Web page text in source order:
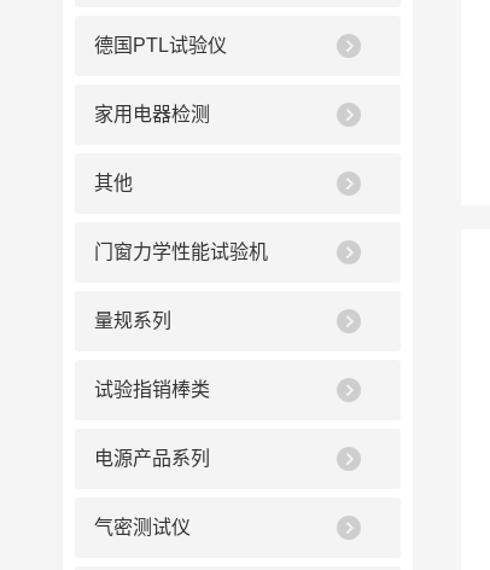
德国PTL试验仪
家用电器检测
其他
门窗力学性能试验机
量规系列
试验指销棒类
电源产品系列
气密测试仪